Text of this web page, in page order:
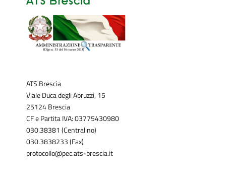
ATS Brescia
Viale Duca degli Abruzzi, 15
25124 Brescia
CF e Partita IVA: 03775430980
030.38381 (Centralino)
030.3838233 (Fax)
protocollo@pec.ats-brescia.it